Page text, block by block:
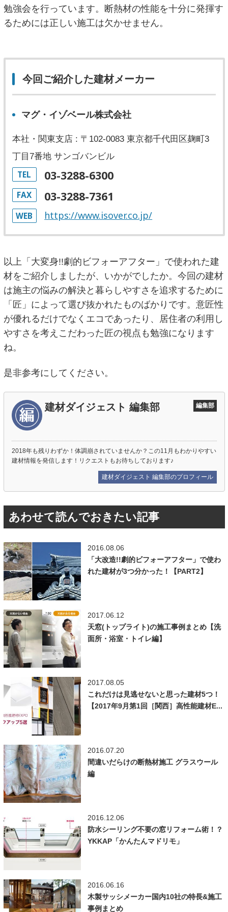
勉強会を行っています。断熱材の性能を十分に発揮す
るためには正しい施工は欠かせません。
今回ご紹介した建材メーカー
マグ・イゾベール株式会社
本社・関東支店 : 〒102-0083 東京都千代田区麹町3
丁目7番地 サンゴバンビル
TEL 03-3288-6300
FAX 03-3288-7361
WEB https://www.isover.co.jp/
以上「大変身!!劇的ビフォーアフター」で使われた建
材をご紹介しましたが、いかがでしたか。今回の建材
は施主の悩みの解決と暮らしやすさを追求するために
「匠」によって選び抜かれたものばかりです。意匠性
が優れるだけでなくエコであったり、居住者の利用し
やすさを考えこだわった匠の視点も勉強になります
ね。
是非参考にしてください。
建材ダイジェスト 編集部 編集部
2018年も残りわずか！体調崩されていませんか？この11月もわかりやすい
建材情報を発信します！リクエストもお待ちしております♪
建材ダイジェスト 編集部のプロフィール
あわせて読んでおきたい記事
2016.08.06
「大改造!!劇的ビフォーアフター」で使わ
れた建材が3つ分かった！【PART2】
2017.06.12
天窓(トップライト)の施工事例まとめ【洗
面所・浴室・トイレ編】
2017.08.05
これだけは見逃せないと思った建材5つ！
【2017年9月第1回［関西］高性能建材E...
2016.07.20
間違いだらけの断熱材施工 グラスウール
編
2016.12.06
防水シーリング不要の窓リフォーム術！？
YKKAP「かんたんマドリモ」
2016.06.16
木製サッシメーカー国内10社の特長&施工
事例まとめ